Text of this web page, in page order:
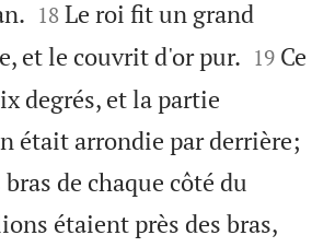


18 Le roi fit un grand
et le couvrit d'or pur. 

19 Ce
degrés, et la partie
était arrondie par derrière;
de chaque côté du
étaient près des bras,